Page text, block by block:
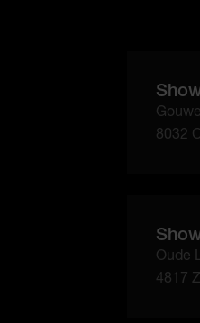
8032
Oude
4817